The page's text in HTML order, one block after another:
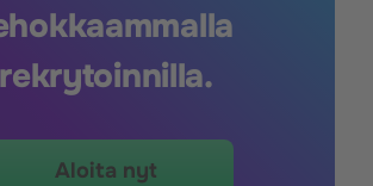
rekrytoinnilla.
Aloita nyt